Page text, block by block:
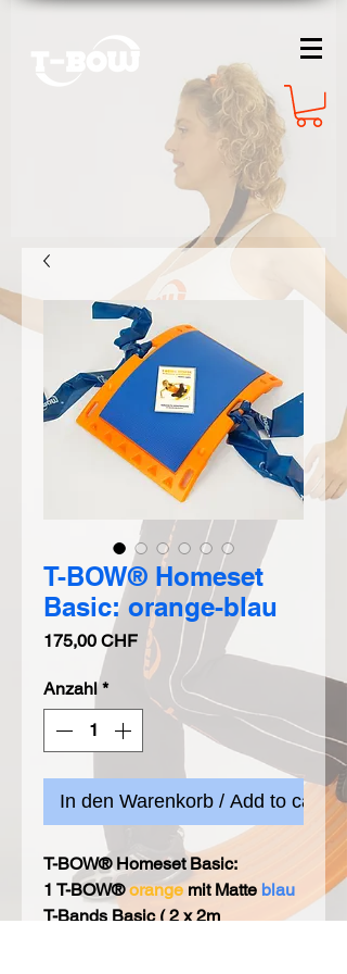
T-BOW® Homeset
Basic: orange-blau
175,00 CHFPreis
Anzahl *
In den Warenkorb / Add to cart
T-BOW® Homeset Basic:
1 T-BOW®orange mit Matte blau
T-Bands Basic ( 2 x 2m